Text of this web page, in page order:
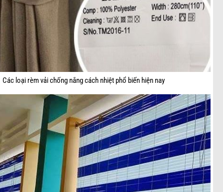
Các loại rèm vải chống nắng cách nhiệt phổ biến hiện nay